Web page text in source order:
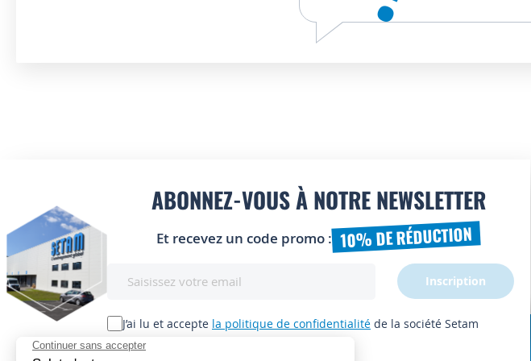
ABONNEZ-VOUS À NOTRE NEWSLETTER
Et recevez un code promo : 10% DE RÉDUCTION
lettre
d’information
:
J’ai lu et accepte la politique de confidentialité de la société Setam
Inscription